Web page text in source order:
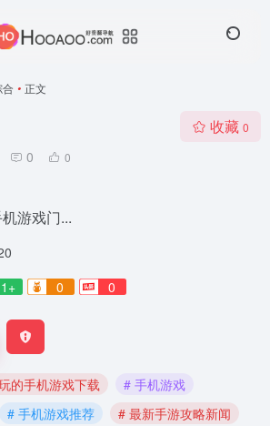
• 正文
0 0
收藏 0
游戏门...
1+ 0 0
的手机游戏下载
# 手机游戏
# 手机游戏推荐
# 最新手游攻略新闻